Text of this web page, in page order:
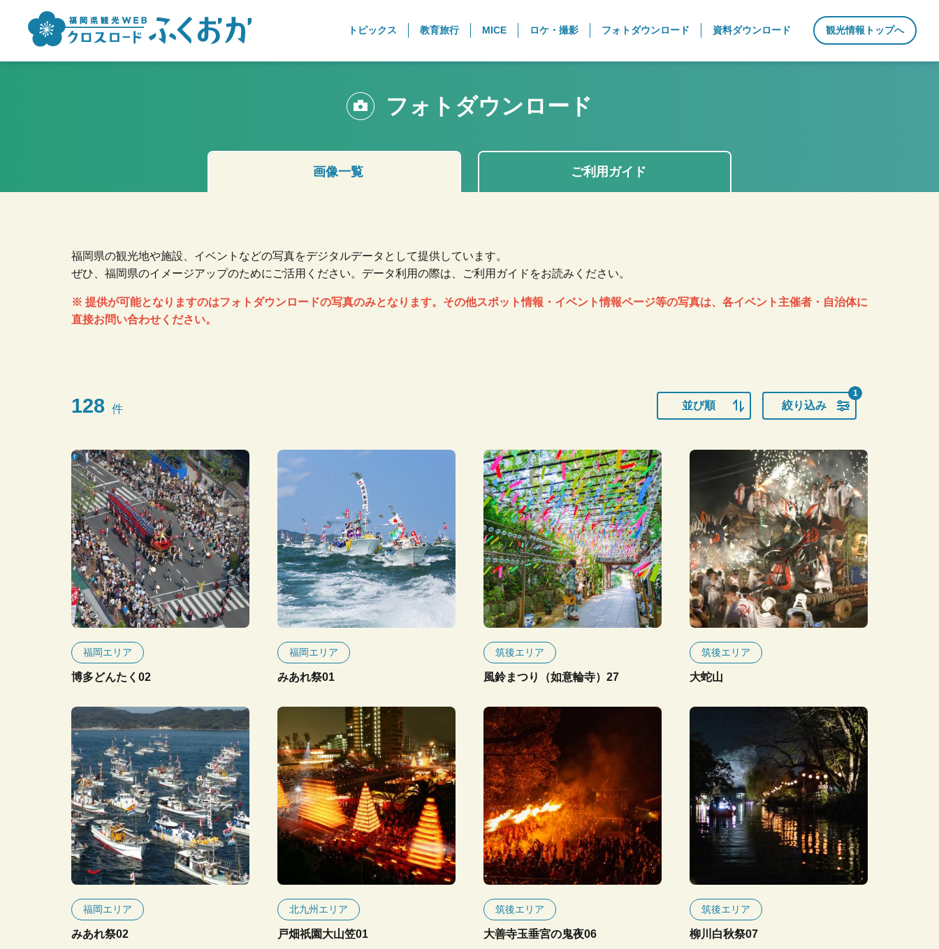
トピックス 教育旅行 MICE ロケ・撮影 フォトダウンロード 資料ダウンロード 観光情報トップへ
フォトダウンロード
画像一覧 ご利用ガイド
福岡県の観光地や施設、イベントなどの写真をデジタルデータとして提供しています。
ぜひ、福岡県のイメージアップのためにご活用ください。データ利用の際は、ご利用ガイドをお読みください。
※ 提供が可能となりますのはフォトダウンロードの写真のみとなります。その他スポット情報・イベント情報ページ等の写真は、各イベント主催者・自治体に
直接お問い合わせください。
128 件 並び順 絞り込み
1
福岡エリア
博多どんたく02
福岡エリア
みあれ祭01
筑後エリア
風鈴まつり（如意輪寺）27
筑後エリア
大蛇山
福岡エリア
みあれ祭02
北九州エリア
戸畑祇園大山笠01
筑後エリア
大善寺玉垂宮の鬼夜06
筑後エリア
柳川白秋祭07